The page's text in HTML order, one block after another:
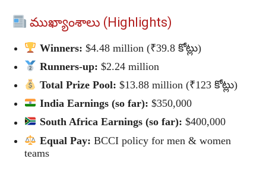
ముఖ్యాంశాలు (Highlights)
Winners: $4.48 million (₹39.8 కోట్లు)
Runners-up: $2.24 million
Total Prize Pool: $13.88 million (₹123 కోట్లు)
India Earnings (so far): $350,000
South Africa Earnings (so far): $400,000
Equal Pay: BCCI policy for men & women
teams